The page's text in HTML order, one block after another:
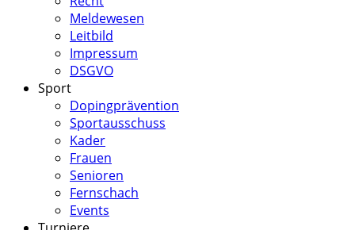
Meldewesen
Leitbild
Impressum
DSGVO
Sport
Dopingprävention
Sportausschuss
Kader
Frauen
Senioren
Fernschach
Events